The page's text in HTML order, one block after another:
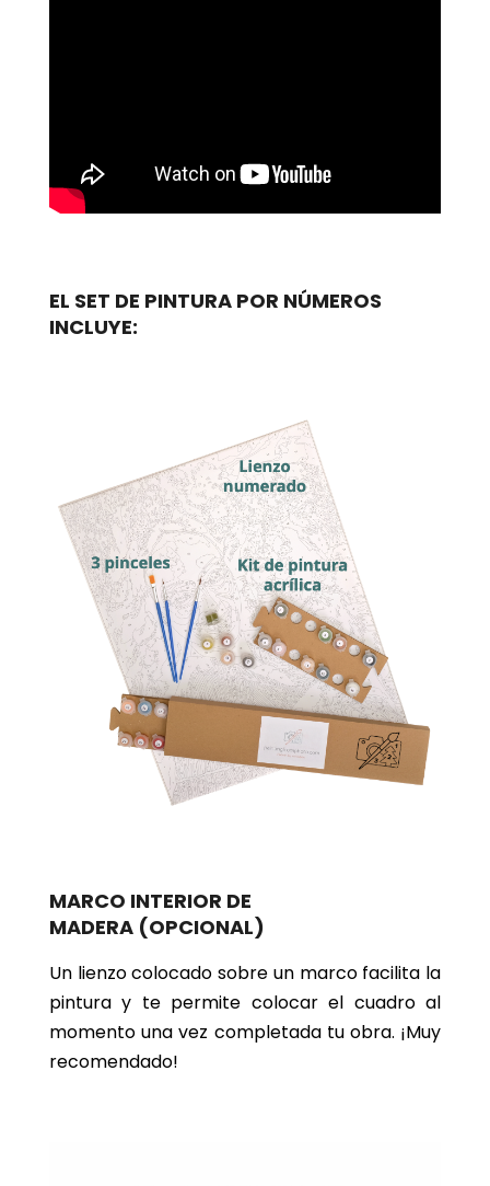
EL SET DE PINTURA POR NÚMEROS
INCLUYE:
MARCO INTERIOR DE
MADERA (OPCIONAL)
Un lienzo colocado sobre un marco facilita la
pintura y te permite colocar el cuadro al
momento una vez completada tu obra. ¡Muy
recomendado!